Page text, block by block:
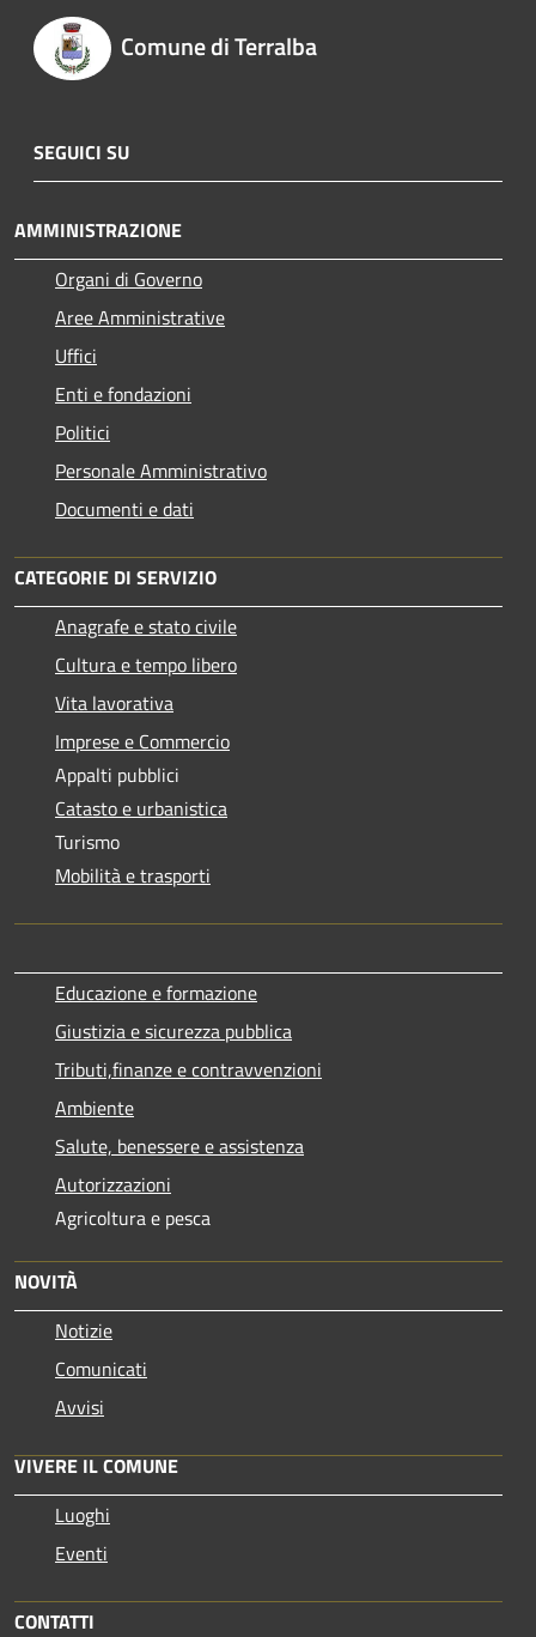
Comune di Terralba
SEGUICI SU
AMMINISTRAZIONE
Organi di Governo
Aree Amministrative
Uffici
Enti e fondazioni
Politici
Personale Amministrativo
Documenti e dati
CATEGORIE DI SERVIZIO
Anagrafe e stato civile
Cultura e tempo libero
Vita lavorativa
Imprese e Commercio
Appalti pubblici
Catasto e urbanistica
Turismo
Mobilità e trasporti
Educazione e formazione
Giustizia e sicurezza pubblica
Tributi,finanze e contravvenzioni
Ambiente
Salute, benessere e assistenza
Autorizzazioni
Agricoltura e pesca
NOVITÀ
Notizie
Comunicati
Avvisi
VIVERE IL COMUNE
Luoghi
Eventi
CONTATTI